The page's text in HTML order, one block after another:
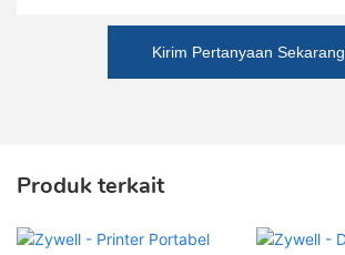
Kirim Pertanyaan Sekarang
Produk terkait